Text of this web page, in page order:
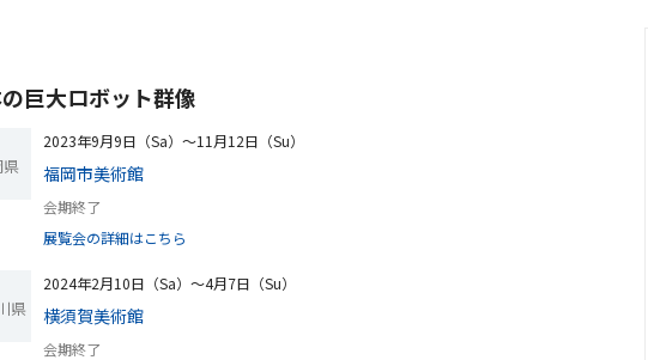
巨大ロボット群像
2023年9月9日（Sa）〜11月12日（Su）
福岡市美術館
会期終了
展覧会の詳細はこちら
県
2024年2月10日（Sa）〜4月7日（Su）
横須賀美術館
会期終了